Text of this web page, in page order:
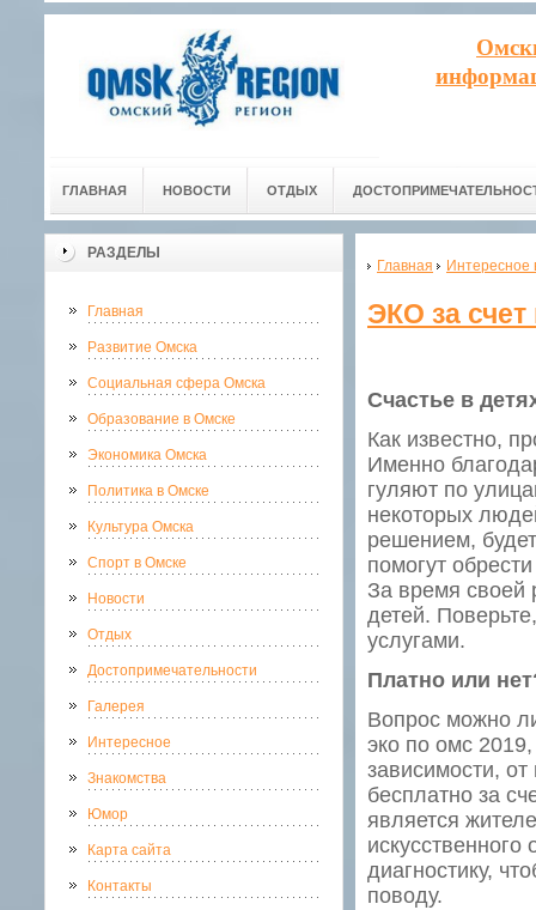
ГЛАВНАЯ НОВОСТИ ОТДЫХ
РАЗДЕЛЫ
Главная
Развитие Омска
Социальная сфера Омска
Образование в Омске
Экономика Омска
Политика в Омске
Культура Омска
Спорт в Омске
Новости
Отдых
Достопримечательности
Галерея
Интересное
Знакомства
Юмор
Карта сайта
Контакты
Главная Интересное
ЭКО за счет
Счастье в
Как известно,
Именно
гуляют по
некоторых
решением,
помогут
За время своей
детей.
услугами.
Платно или
Вопрос можно
эко по омс
зависимости,
бесплатно за
является
диагностику,
поводу.